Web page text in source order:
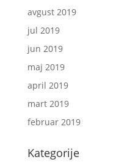
avgust 2019
jul 2019
jun 2019
maj 2019
april 2019
mart 2019
februar 2019
Kategorije